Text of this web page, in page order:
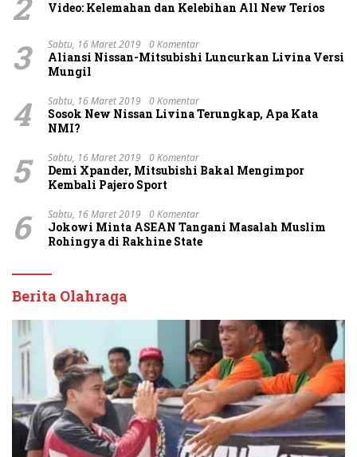
Video: Kelemahan dan Kelebihan All New Terios
3 Sabtu, 16 Maret 2019 0 Komentar
Aliansi Nissan-Mitsubishi Luncurkan Livina Versi
Mungil
4 Sabtu, 16 Maret 2019 0 Komentar
Sosok New Nissan Livina Terungkap, Apa Kata
NMI?
5 Sabtu, 16 Maret 2019 0 Komentar
Demi Xpander, Mitsubishi Bakal Mengimpor
Kembali Pajero Sport
6 Sabtu, 16 Maret 2019 0 Komentar
Jokowi Minta ASEAN Tangani Masalah Muslim
Rohingya di Rakhine State
Berita Olahraga